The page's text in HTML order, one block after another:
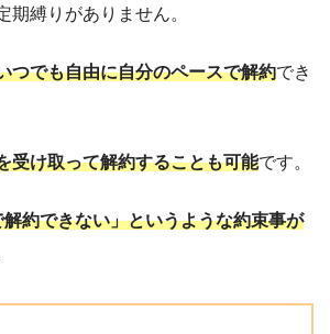
期縛りがありません。
つでも自由に自分のペースで解約でき
受け取って解約することも可能です。
約できない」というような約束事が